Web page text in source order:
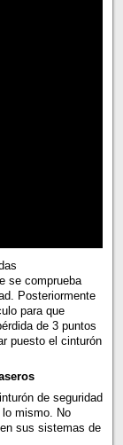
se comprueba
Posteriormente
para que
de 3 puntos
puesto el cinturón
de seguridad
mismo. No
sus sistemas de